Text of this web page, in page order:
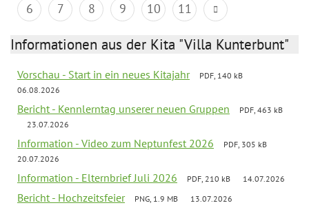
6
7 8 9 10 11
Informationen aus der Kita "Villa Kunterbunt"
Vorschau - Start in ein neues Kitajahr
PDF, 140 kB
06.08.2026
Bericht - Kennlerntag unserer neuen Gruppen
PDF, 463 kB
23.07.2026
Information - Video zum Neptunfest 2026
PDF, 305 kB
20.07.2026
Information - Elternbrief Juli 2026 PDF, 210 kB 14.07.2026
Bericht - Hochzeitsfeier PNG, 1.9 MB 13.07.2026